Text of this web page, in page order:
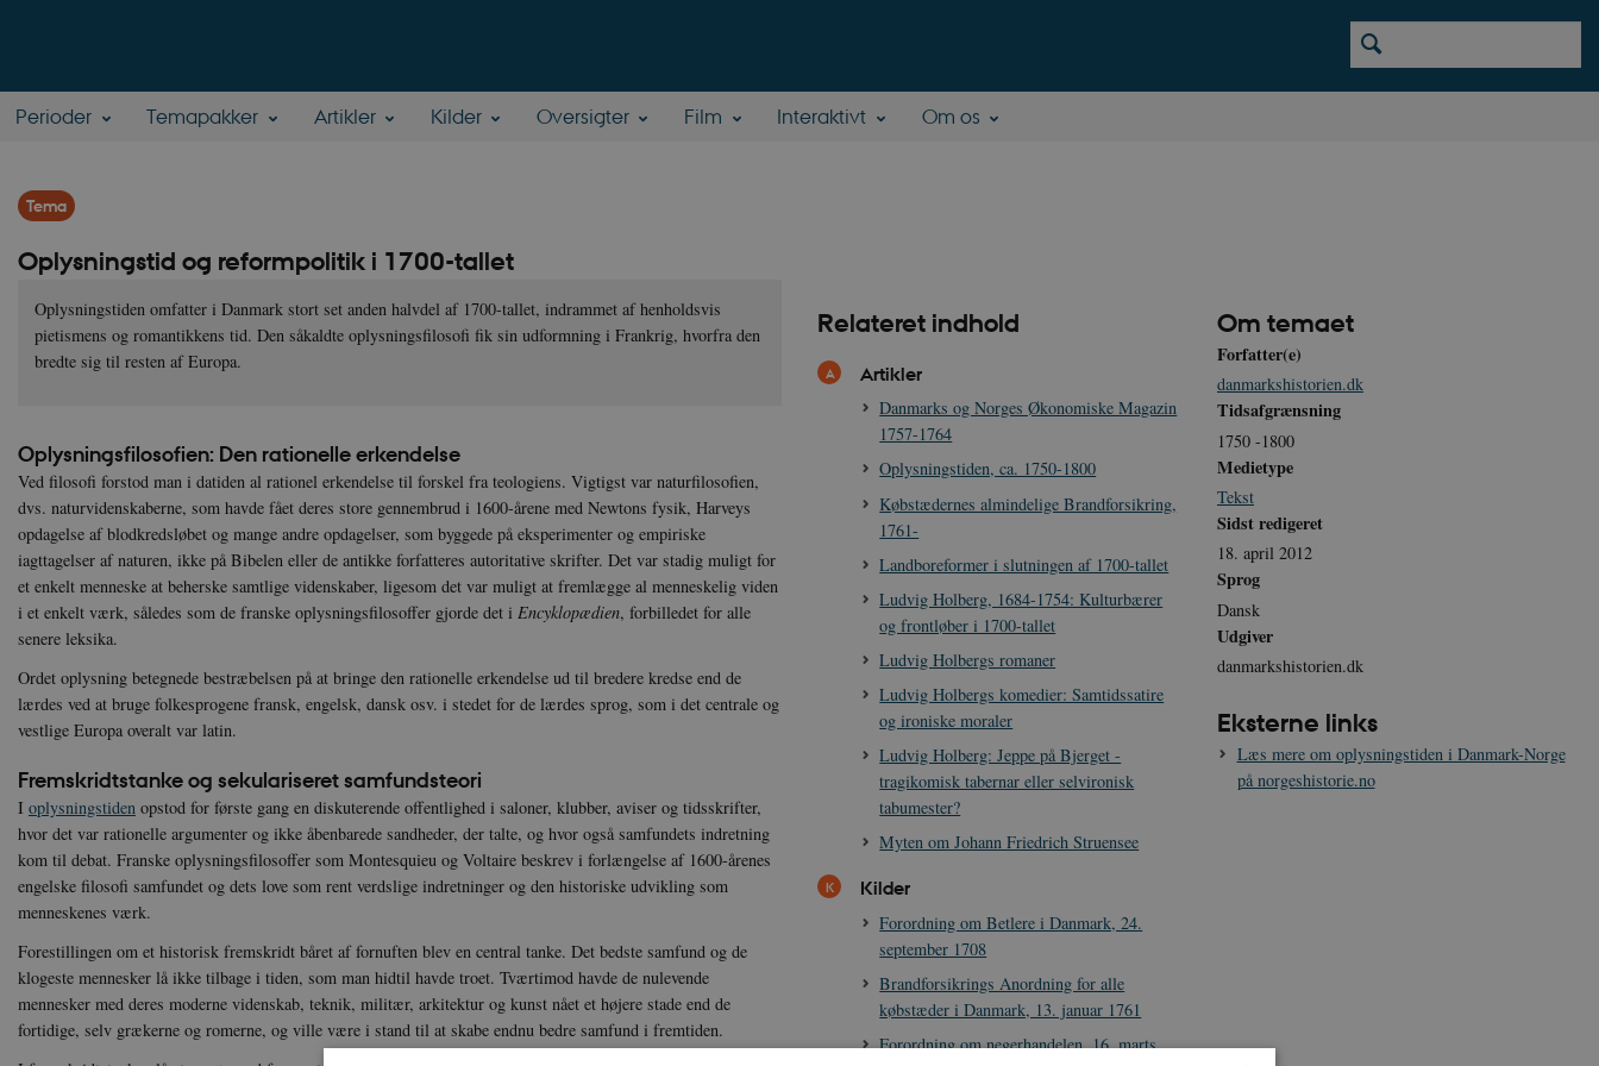
Perioder Temapakker Artikler Kilder Oversigter Film Interaktivt Om os
Tema
Oplysningstid og reformpolitik i 1700-tallet
Oplysningstiden omfatter i Danmark stort set anden halvdel af 1700-tallet, indrammet af henholdsvis
pietismens og romantikkens tid. Den såkaldte oplysningsfilosofi fik sin udformning i Frankrig, hvorfra den
bredte sig til resten af Europa.
Oplysningsfilosofien: Den rationelle erkendelse
Ved filosofi forstod man i datiden al rationel erkendelse til forskel fra teologiens. Vigtigst var naturfilosofien,
dvs. naturvidenskaberne, som havde fået deres store gennembrud i 1600-årene med Newtons fysik, Harveys
opdagelse af blodkredsløbet og mange andre opdagelser, som byggede på eksperimenter og empiriske
iagttagelser af naturen, ikke på Bibelen eller de antikke forfatteres autoritative skrifter. Det var stadig muligt for
et enkelt menneske at beherske samtlige videnskaber, ligesom det var muligt at fremlægge al menneskelig viden
i et enkelt værk, således som de franske oplysningsfilosoffer gjorde det i Encyklopædien, forbilledet for alle
senere leksika.
Ordet oplysning betegnede bestræbelsen på at bringe den rationelle erkendelse ud til bredere kredse end de
lærdes ved at bruge folkesprogene fransk, engelsk, dansk osv. i stedet for de lærdes sprog, som i det centrale og
vestlige Europa overalt var latin.
Fremskridtstanke og sekulariseret samfundsteori
I oplysningstiden opstod for første gang en diskuterende offentlighed i saloner, klubber, aviser og tidsskrifter,
hvor det var rationelle argumenter og ikke åbenbarede sandheder, der talte, og hvor også samfundets indretning
kom til debat. Franske oplysningsfilosoffer som Montesquieu og Voltaire beskrev i forlængelse af 1600-årenes
engelske filosofi samfundet og dets love som rent verdslige indretninger og den historiske udvikling som
menneskenes værk.
Forestillingen om et historisk fremskridt båret af fornuften blev en central tanke. Det bedste samfund og de
klogeste mennesker lå ikke tilbage i tiden, som man hidtil havde troet. Tværtimod havde de nulevende
mennesker med deres moderne videnskab, teknik, militær, arkitektur og kunst nået et højere stade end de
fortidige, selv grækerne og romerne, og ville være i stand til at skabe endnu bedre samfund i fremtiden.
Relateret indhold
Artikler
Danmarks og Norges Økonomiske Magazin
1757-1764
Oplysningstiden, ca. 1750-1800
Købstædernes almindelige Brandforsikring,
1761-
Landboreformer i slutningen af 1700-tallet
Ludvig Holberg, 1684-1754: Kulturbærer
og frontløber i 1700-tallet
Ludvig Holbergs romaner
Ludvig Holbergs komedier: Samtidssatire
og ironiske moraler
Ludvig Holberg: Jeppe på Bjerget -
tragikomisk tabernar eller selvironisk
tabumester?
Myten om Johann Friedrich Struensee
Kilder
Forordning om Betlere i Danmark, 24.
september 1708
Brandforsikrings Anordning for alle
købstæder i Danmark, 13. januar 1761
Forordning om negerhandelen, 16. marts
Om temaet
Forfatter(e)
danmarkshistorien.dk
Tidsafgrænsning
1750 -1800
Medietype
Tekst
Sidst redigeret
18. april 2012
Sprog
Dansk
Udgiver
danmarkshistorien.dk
Eksterne links
Læs mere om oplysningstiden i Danmark-Norge
på norgeshistorie.no